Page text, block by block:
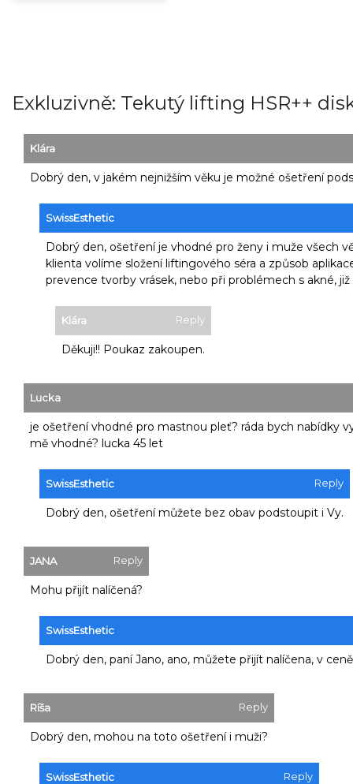
Exkluzivně: Tekutý lifting HSR++
Klára
Dobrý den, v jakém nejnižším věku je možné ošetření
SwissEsthetic
Dobrý den, ošetření je vhodné pro ženy i muže všech
klienta volíme složení liftingového séra a způsob
prevence tvorby vrásek, nebo při problémech s akné, již
Klára Reply
Děkuji!! Poukaz zakoupen.
Lucka
je ošetření vhodné pro mastnou pleť? ráda bych nabídky
mě vhodné? lucka 45 let
SwissEsthetic Reply
Dobrý den, ošetření můžete bez obav podstoupit i Vy.
JANA Reply
Mohu přijít nalíčená?
SwissEsthetic
Dobrý den, paní Jano, ano, můžete přijít nalíčena, v
Ríša Reply
Dobrý den, mohou na toto ošetření i muži?
SwissEsthetic Reply